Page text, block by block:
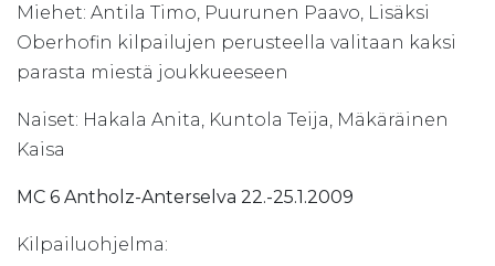
Miehet: Antila Timo, Puurunen Paavo, Lisäksi
Oberhofin kilpailujen perusteella valitaan kaksi
parasta miestä joukkueeseen
Naiset: Hakala Anita, Kuntola Teija, Mäkäräinen
Kaisa
MC 6 Antholz-Anterselva 22.-25.1.2009
Kilpailuohjelma: